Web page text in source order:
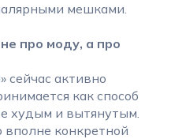
мешками.
про моду, а про
сейчас активно
как способ
худым и вытянутым.
конкретной